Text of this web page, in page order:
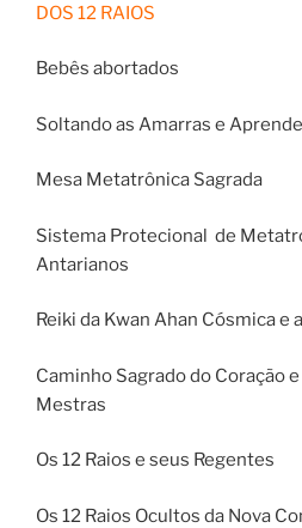
DOS 12 RAIOS
Bebês abortados
Soltando as Amarras e
Mesa Metatrônica Sagrada
Sistema Protecional de
Antarianos
Reiki da Kwan Ahan Cósmica e
Caminho Sagrado do Coração
Mestras
Os 12 Raios e seus Regentes
Os 12 Raios Ocultos da Nova